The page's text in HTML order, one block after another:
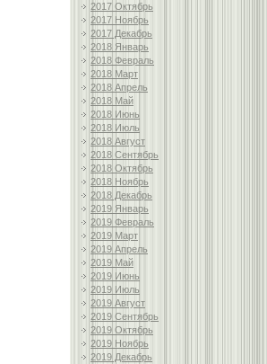
2017 Октябрь
2017 Ноябрь
2017 Декабрь
2018 Январь
2018 Февраль
2018 Март
2018 Апрель
2018 Май
2018 Июнь
2018 Июль
2018 Август
2018 Сентябрь
2018 Октябрь
2018 Ноябрь
2018 Декабрь
2019 Январь
2019 Февраль
2019 Март
2019 Апрель
2019 Май
2019 Июнь
2019 Июль
2019 Август
2019 Сентябрь
2019 Октябрь
2019 Ноябрь
2019 Декабрь